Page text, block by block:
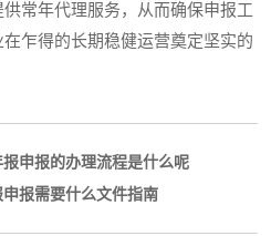
常年代理服务，从而确保申报工
乍得的长期稳健运营奠定坚实的
申报的办理流程是什么呢
报需要什么文件指南